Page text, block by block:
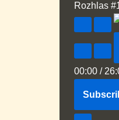
Rozhlas
00:00 /